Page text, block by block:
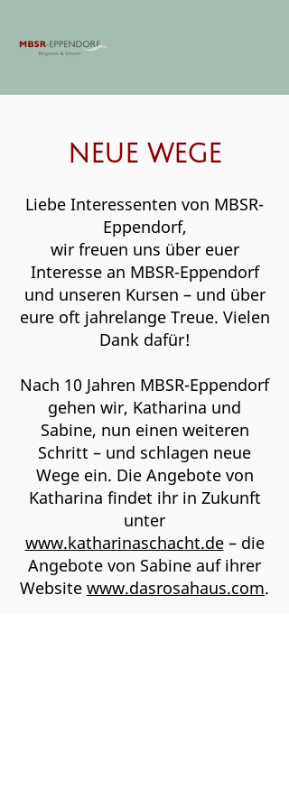
NEUE WEGE
Liebe Interessenten von MBSR-
Eppendorf,
wir freuen uns über euer
Interesse an MBSR-Eppendorf
und unseren Kursen – und über
eure oft jahrelange Treue. Vielen
Dank dafür!
Nach 10 Jahren MBSR-Eppendorf
gehen wir, Katharina und
Sabine, nun einen weiteren
Schritt – und schlagen neue
Wege ein. Die Angebote von
Katharina findet ihr in Zukunft
unter
www.katharinaschacht.de– die
Angebote von Sabine auf ihrer
Website www.dasrosahaus.com.